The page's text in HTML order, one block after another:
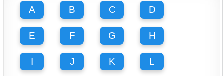
A B C D
E F G H
I J K L